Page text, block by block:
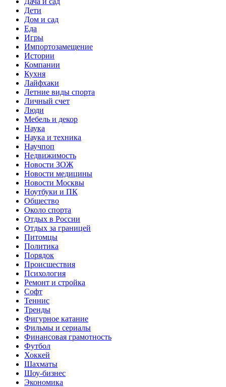
Дети
Дом и сад
Еда
Игры
Импортозамещение
Истории
Компании
Кухня
Лайфхаки
Летние виды спорта
Личный счет
Люди
Мебель и декор
Наука
Наука и техника
Научпоп
Недвижимость
Новости ЗОЖ
Новости медицины
Новости Москвы
Ноутбуки и ПК
Общество
Около спорта
Отдых в России
Отдых за границей
Питомцы
Политика
Порядок
Происшествия
Психология
Ремонт и стройка
Софт
Теннис
Тренды
Фигурное катание
Фильмы и сериалы
Финансовая грамотность
Футбол
Хоккей
Шахматы
Шоу-бизнес
Экономика